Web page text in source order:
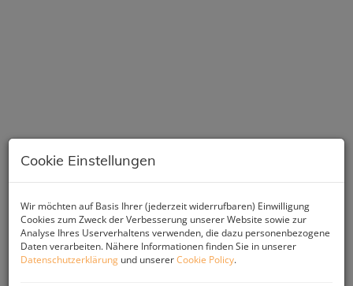
Beschreibung
Cookie Einstellungen
Wir möchten auf Basis Ihrer (jederzeit widerrufbaren) Einwilligung
Cookies zum Zweck der Verbesserung unserer Website sowie zur
Analyse Ihres Userverhaltens verwenden, die dazu personenbezogene
Daten verarbeiten. Nähere Informationen finden Sie in unserer
Datenschutzerklärung und unsererCookie Policy.